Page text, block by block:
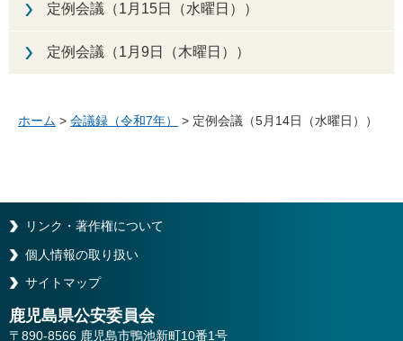
定例会議（1月15日（水曜日））
定例会議（1月9日（木曜日））
ホーム > 会議録（令和7年） > 定例会議（5月14日（水曜日））
リンク・著作権について
個人情報の取り扱い
サイトマップ
鹿児島県公安委員会
〒890-8566 鹿児島市鴨池新町10番1号